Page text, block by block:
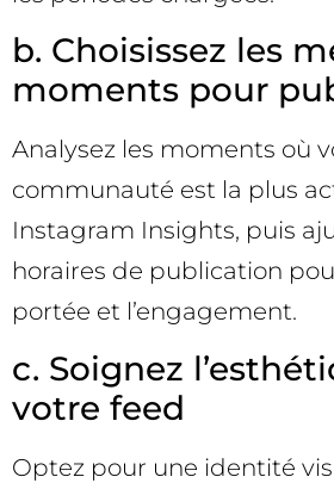
b. Choisissez les
moments pour
Analysez les moments où
communauté est la plus
Instagram Insights, puis
horaires de publication
portée et l’engagement.
c. Soignez
votre feed
Optez pour une identité